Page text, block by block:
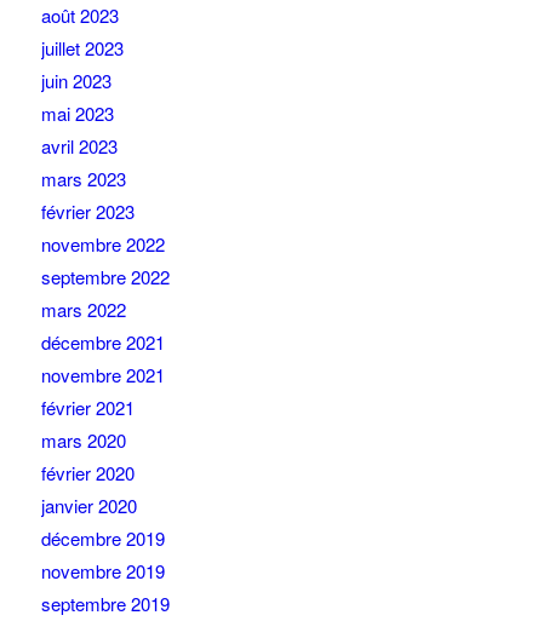
août 2023
juillet 2023
juin 2023
mai 2023
avril 2023
mars 2023
février 2023
novembre 2022
septembre 2022
mars 2022
décembre 2021
novembre 2021
février 2021
mars 2020
février 2020
janvier 2020
décembre 2019
novembre 2019
septembre 2019